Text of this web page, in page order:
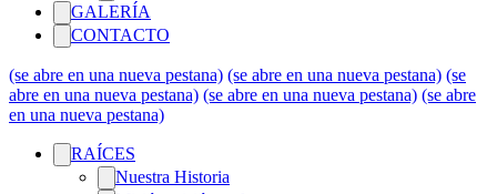
GALERÍA
CONTACTO
(se abre en una nueva pestana) (se abre en una nueva pestana) (se
abre en una nueva pestana) (se abre en una nueva pestana) (se abre
en una nueva pestana)
RAÍCES
Nuestra Historia